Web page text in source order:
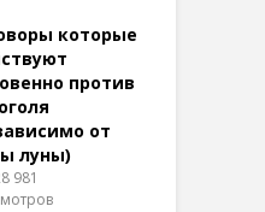
которые
против
от
луны)
981